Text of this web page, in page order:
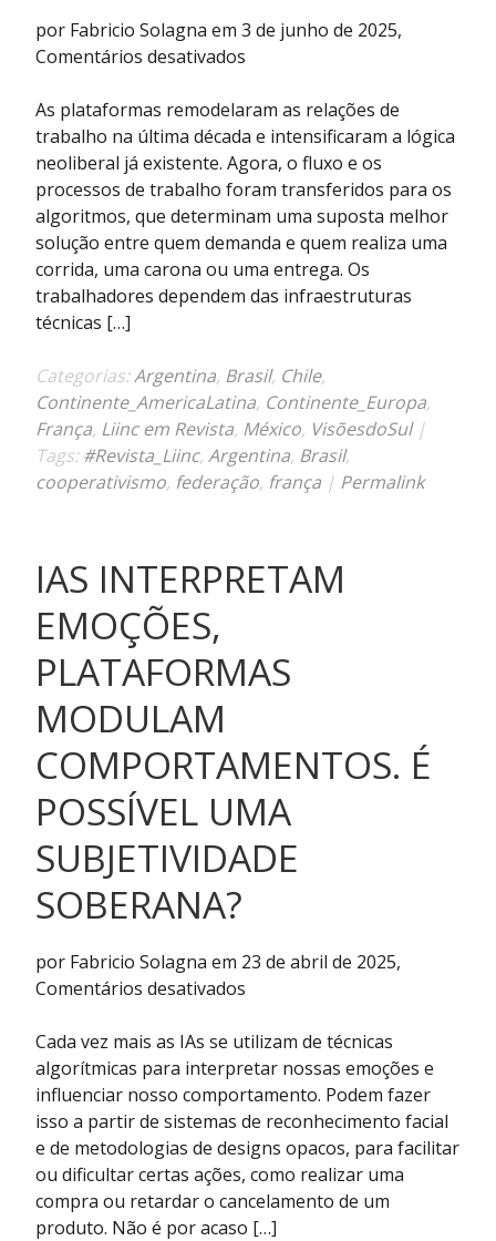
por Fabricio Solagna em 3 de junho de 2025,
Comentários desativados
e
federações
podem
ser
um
dos
caminhos
para
pós
big
techs
As plataformas remodelaram as relações de
trabalho na última década e intensificaram a lógica
neoliberal já existente. Agora, o fluxo e os
processos de trabalho foram transferidos para os
algoritmos, que determinam uma suposta melhor
solução entre quem demanda e quem realiza uma
corrida, uma carona ou uma entrega. Os
trabalhadores dependem das infraestruturas
técnicas […]
Categorias:Argentina, Brasil, Chile,
Continente_AmericaLatina, Continente_Europa,
França, Liinc em Revista, México, VisõesdoSul |
Tags:#Revista_Liinc, Argentina, Brasil,
cooperativismo, federação, frança | Permalink
IAS INTERPRETAM
EMOÇÕES,
PLATAFORMAS
MODULAM
COMPORTAMENTOS. É
POSSÍVEL UMA
SUBJETIVIDADE
SOBERANA?
por Fabricio Solagna em 23 de abril de 2025,
Comentários desativados
interpretam
emoções,
plataformas
modulam
comportamentos.
É
possível
uma
Cada vez mais as IAs se utilizam de técnicas
algorítmicas para interpretar nossas emoções e
influenciar nosso comportamento. Podem fazer
isso a partir de sistemas de reconhecimento facial
e de metodologias de designs opacos, para facilitar
ou dificultar certas ações, como realizar uma
compra ou retardar o cancelamento de um
produto. Não é por acaso […]